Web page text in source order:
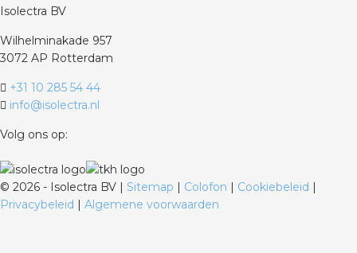
Isolectra BV
Wilhelminakade 957
3072 AP Rotterdam
+31 10 285 54 44
info@isolectra.nl
Volg ons op:
© 2026 - Isolectra BV | Sitemap | Colofon | Cookiebeleid |
Privacybeleid | Algemene voorwaarden